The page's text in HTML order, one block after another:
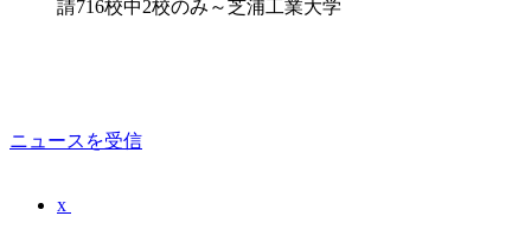
請716校中2校のみ～芝浦工業大学
ニュースを受信
x